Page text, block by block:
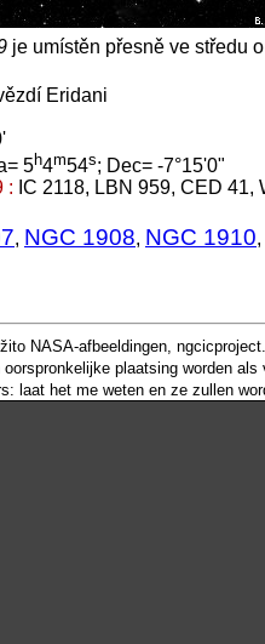
je umístěn přesně ve středu
Eridani
5h4m54s; Dec= -7°15'0"
: IC 2118, LBN 959, CED 41,
, NGC 1908, NGC 1910,
NASA-afbeeldingen,
plaatsing worden
laat het me weten en ze zullen